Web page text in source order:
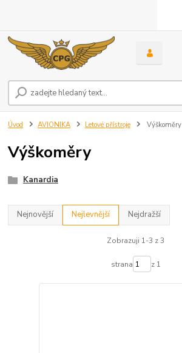
Úvod AVIONIKA Letové přístroje Výškoměry
Výškoměry
Kanardia
Nejnovější Nejlevnější Nejdražší
Zobrazuji 1-3 z 3
strana z 1